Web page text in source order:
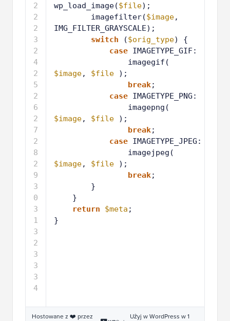
9
2
0
2
1
2
2
2
3
2
4
2
5
2
6
2
7
2
8
2
9
3
0
3
1
3
2
3
3
3
4
wp_load_image($file);
imagefilter($image,
IMG_FILTER_GRAYSCALE);
switch
($orig_type) {
case IMAGETYPE_GIF:
$image, $file
);
break;
case IMAGETYPE_PNG:
$image, $file
);
break;
case IMAGETYPE_JPEG:
$image, $file
);
break;
}
}
return
$meta ;
}
WPCode
Prostym sposobem na